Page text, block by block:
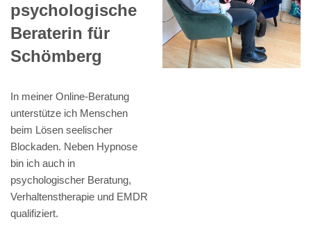
psychologische
Beraterin für
Schömberg
In meiner Online-Beratung
unterstütze ich Menschen
beim Lösen seelischer
Blockaden. Neben Hypnose
bin ich auch in
psychologischer Beratung,
Verhaltenstherapie und EMDR
qualifiziert.